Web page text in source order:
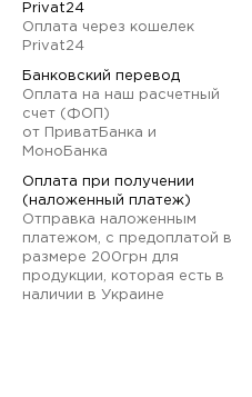
Privat24
Оплата через кошелек
Privat24
Банковский перевод
Оплата на наш расчетный
счет (ФОП)
от ПриватБанка и
МоноБанка
Оплата при получении
(наложенный платеж)
Отправка наложенным
платежом, с предоплатой в
размере 200грн для
продукции, которая есть в
наличии в Украине